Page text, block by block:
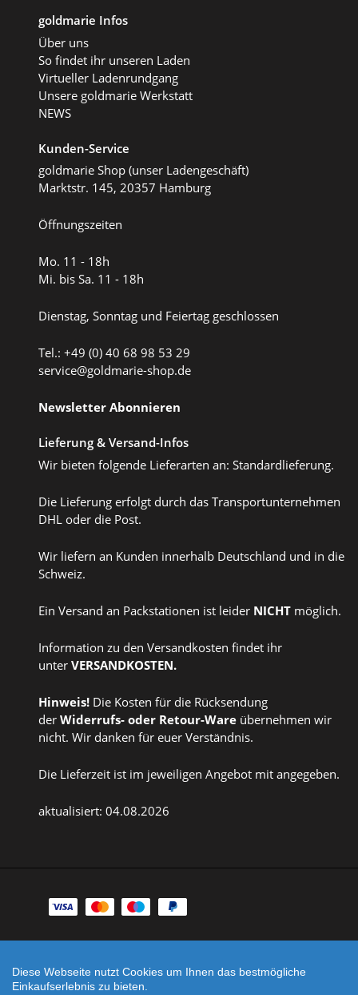
goldmarie Infos
Über uns
So findet ihr unseren Laden
Virtueller Ladenrundgang
Unsere goldmarie Werkstatt
NEWS
Kunden-Service
goldmarie Shop (unser Ladengeschäft)
Marktstr. 145, 20357 Hamburg
Öffnungszeiten
Mo. 11 - 18h
Mi. bis Sa. 11 - 18h
Dienstag, Sonntag und Feiertag geschlossen
Tel.: +49 (0) 40 68 98 53 29
service@goldmarie-shop.de
Newsletter Abonnieren
Lieferung & Versand-Infos
Wir bieten folgende Lieferarten an: Standardlieferung.
Die Lieferung erfolgt durch das Transportunternehmen
DHL oder die Post.
Wir liefern an Kunden innerhalb Deutschland und in die
Schweiz.
Ein Versand an Packstationen ist leider NICHT möglich.
Information zu den Versandkosten findet ihr
unter VERSANDKOSTEN.
Hinweis! Die Kosten für die Rücksendung
der Widerrufs- oder Retour-Ware übernehmen wir
nicht. Wir danken für euer Verständnis.
Die Lieferzeit ist im jeweiligen Angebot mit angegeben.
aktualisiert: 04.08.2026
Zahlungsarten
Shop erstellt mit
Besuche uns auch auf lieber-
Diese Webseite nutzt Cookies um Ihnen das bestmögliche
Einkaufserlebnis zu bieten.